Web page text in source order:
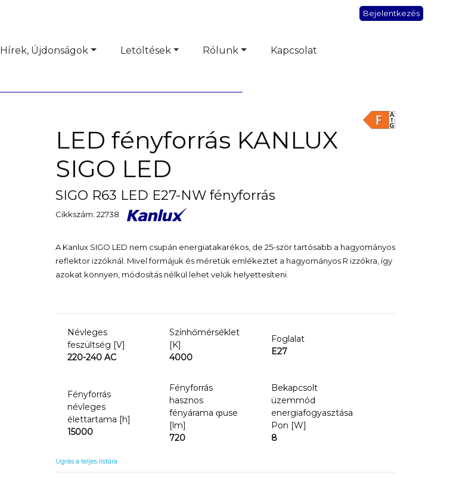
Bejelentkezés
Hírek, Újdonságok Letöltések Rólunk Kapcsolat
LED fényforrás KANLUX
SIGO LED
SIGO R63 LED E27-NW fényforrás
Cikkszám: 22738
A Kanlux SIGO LED nem csupán energiatakarékos, de 25-ször tartósabb a hagyományos
reflektor izzóknál. Mivel formájuk és méretük emlékeztet a hagyományos R izzókra, így
azokat könnyen, módosítás nélkül lehet velük helyettesíteni.
Névleges
feszültség [V]
220-240 AC
Színhőmérséklet
[K]
4000
Foglalat
E27
Fényforrás
névleges
élettartama [h]
15000
Fényforrás
hasznos
fényárama ჶuse
[lm]
720
Bekapcsolt
üzemmód
energiafogyasztása
Pon [W]
8
Ugrás a teljes listára